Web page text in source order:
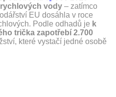
vody – zatímco
EU dosáhla v roce
Podle odhadů je k
trička zapotřebí 2.700
které vystačí jedné osobě